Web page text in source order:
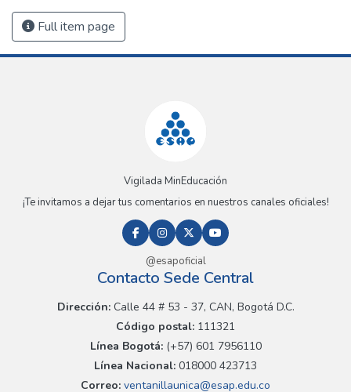
Full item page
Vigilada MinEducación
¡Te invitamos a dejar tus comentarios en nuestros canales oficiales!
@esapoficial
Contacto Sede Central
Dirección:Calle 44 # 53 - 37, CAN, Bogotá D.C.
Código postal: 111321
Línea Bogotá:(+57) 601 7956110
Línea Nacional: 018000 423713
Correo: ventanillaunica@esap.edu.co